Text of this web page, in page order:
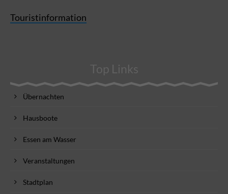
Touristinformation
Top Links
Übernachten
Hausboote
Essen am Wasser
Veranstaltungen
Stadtplan